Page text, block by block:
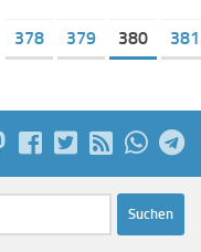
378 379 380
381